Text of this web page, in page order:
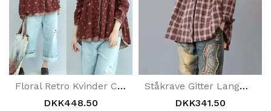
Floral Retro Kvinder Casual Bomuldsrød Skjorte
DKK448.50
Ståkrave Gitter Langærmet Bomuld Linned Rød Skjorte
DKK341.50